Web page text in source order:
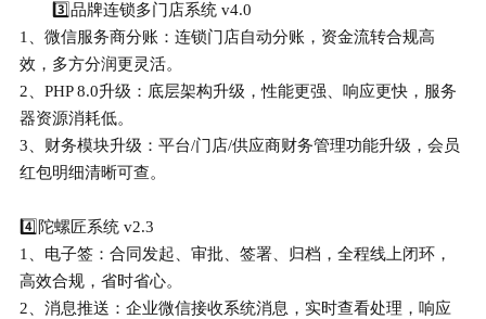
3️⃣品牌连锁多门店系统 v4.0
1、微信服务商分账：连锁门店自动分账，资金流转合规高
效，多方分润更灵活。
2、PHP 8.0升级：底层架构升级，性能更强、响应更快，服务
器资源消耗低。
3、财务模块升级：平台/门店/供应商财务管理功能升级，会员
红包明细清晰可查。
4️⃣陀螺匠系统 v2.3
1、电子签：合同发起、审批、签署、归档，全程线上闭环，
高效合规，省时省心。
2、消息推送：企业微信接收系统消息，实时查看处理，响应